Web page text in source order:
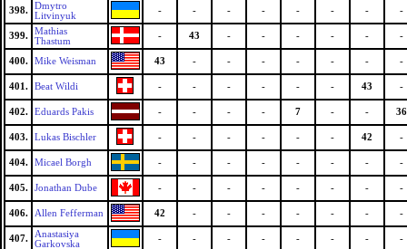
398.
Dmytro
Litvinyuk
- - - - - - - -
399.
Mathias
Thastum
- 43 - - - - - -
400. Mike Weisman 43 - - - - - - -
401. Beat Wildi - - - - - - 43 -
402. Eduards Pakis - - - - 7 - - 36
403. Lukas Bischler - - - - - - 42 -
404. Micael Borgh - - - - - - - -
405. Jonathan Dube - - - - - - - -
406. Allen Fefferman 42 - - - - - - -
407.
Anastasiya
Garkovska
- - - - - - - -